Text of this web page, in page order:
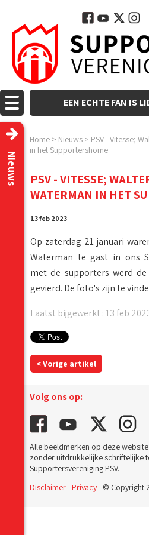
EEN ECHTE FAN IS
Home > Nieuws > PSV - Vitesse;
in het Supportershome
Nieuws
PSV - VITESSE;
WATERMAN IN HET
13 feb 2023
Op zaterdag 21 januari
Waterman te gast in ons
met de supporters werd
gevierd. De foto's zijn te
Laatst bijgewerkt : 13 feb
< Vorige artikel
Volg ons op:
Alle beeldmerken op deze
zonder uitdrukkelijke schriftelijke
Supportersvereniging PSV.
Disclaimer-Privacy- © Copyright